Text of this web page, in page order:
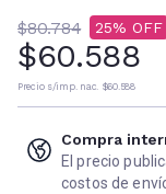
$80.784 25
$60.588
Precio s/imp. nac. $60.588
Compra
El precio
costos de